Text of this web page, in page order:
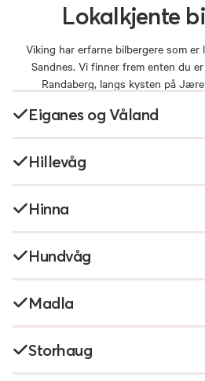
Lokalkjente
Viking har erfarne bilbergere som er
Sandnes. Vi finner frem enten du
Randaberg, langs kysten på
Eiganes og Våland
Hillevåg
Hinna
Hundvåg
Madla
Storhaug